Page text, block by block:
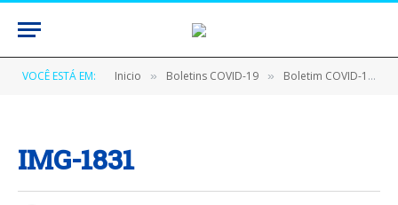
VOCÊ ESTÁ EM: Inicio » Boletins COVID-19 » Boletim COVID-19 (02/07/2020)
IMG-1831